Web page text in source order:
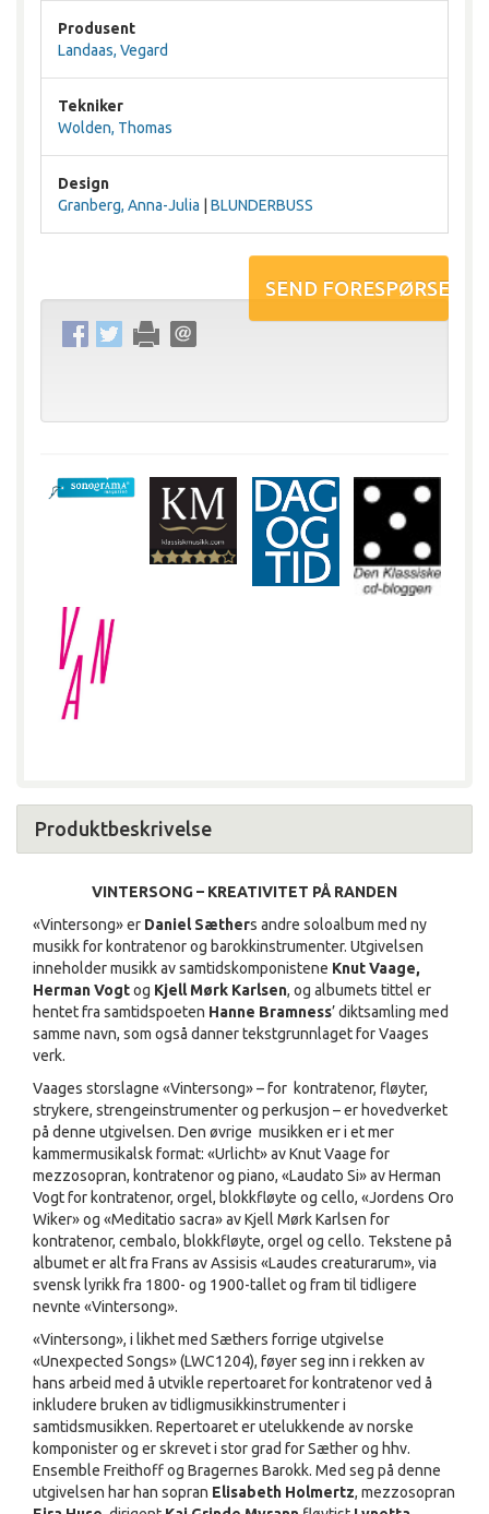
Produsent
Landaas, Vegard
Tekniker
Wolden, Thomas
Design
Granberg, Anna-Julia
BLUNDERBUSS
Produktbeskrivelse
VINTERSONG – KREATIVITET PÅ RANDEN
«Vintersong» er Daniel Sæthers andre soloalbum med ny
musikk for kontratenor og barokkinstrumenter. Utgivelsen
inneholder musikk av samtidskomponistene Knut Vaage,
HermanVogtog Kjell Mørk Karlsen, og albumets tittel er
hentet fra samtidspoeten Hanne Bramness’ diktsamling med
samme navn, som også danner tekstgrunnlaget for Vaages
verk.
Vaages storslagne «Vintersong» – for kontratenor, fløyter,
strykere, strengeinstrumenter og perkusjon – er hovedverket
på denne utgivelsen. Den øvrige musikken er i et mer
kammermusikalsk format: «Urlicht» av Knut Vaage for
mezzosopran, kontratenor og piano, «Laudato Si» av Herman
Vogt for kontratenor, orgel, blokkfløyte og cello, «Jordens Oro
Wiker» og «Meditatio sacra» av Kjell Mørk Karlsen for
kontratenor, cembalo, blokkfløyte, orgel og cello. Tekstene på
albumet er alt fra Frans av Assisis «Laudes creaturarum», via
svensk lyrikk fra 1800- og 1900-tallet og fram til tidligere
nevnte «Vintersong».
«Vintersong», i likhet med Sæthers forrige utgivelse
«Unexpected Songs» (LWC1204), føyer seg inn i rekken av
hans arbeid med å utvikle repertoaret for kontratenor ved å
inkludere bruken av tidligmusikkinstrumenter i
samtidsmusikken. Repertoaret er utelukkende av norske
komponister og er skrevet i stor grad for Sæther og hhv.
Ensemble Freithoff og Bragernes Barokk. Med seg på denne
utgivelsen har han sopran Elisabeth Holmertz, mezzosopran